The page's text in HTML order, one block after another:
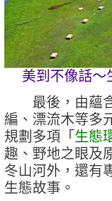
美到不像話～
最後，由蘊含
編、漂流木等多
規劃多項「 生態
趣、野地之眼及
冬山河外，還有
生態故事。